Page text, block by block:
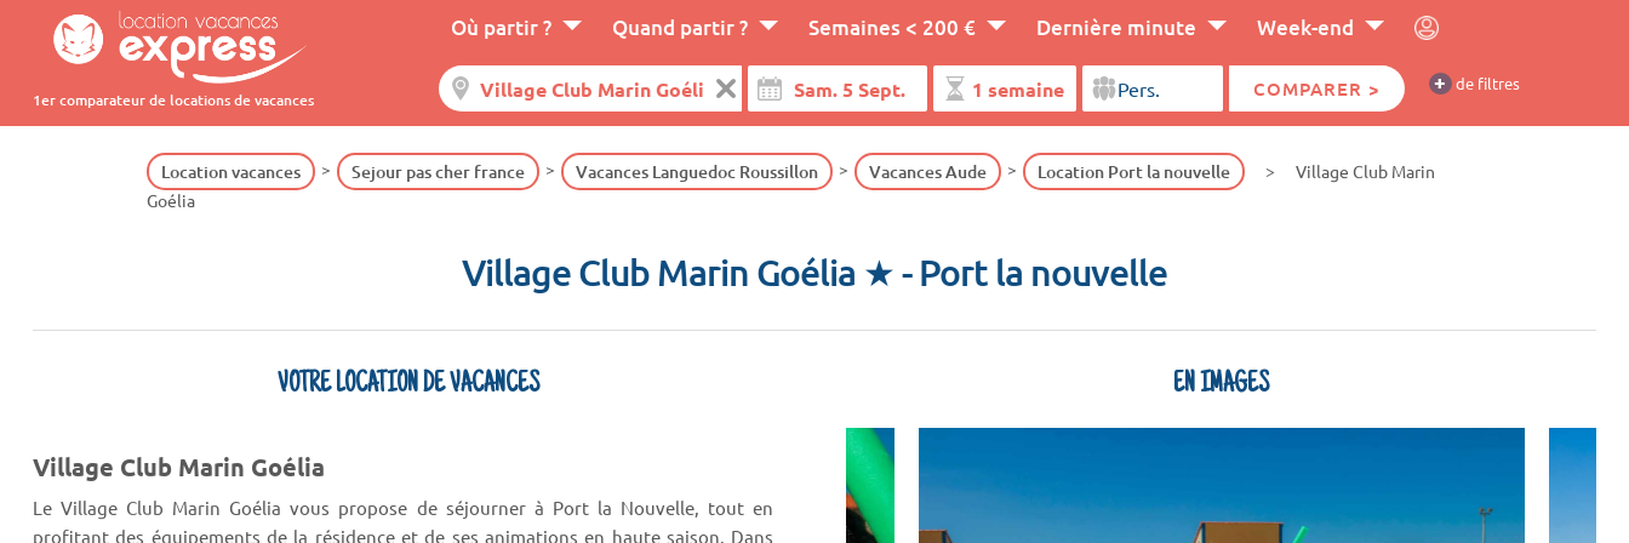
1er comparateur de locations de vacances
Où partir ? Quand partir ? Semaines < 200 € Dernière minute Week-end
COMPARER > + de filtres
Location vacances Sejour pas cher france Vacances Languedoc Roussillon Vacances Aude Location Port la nouvelle
Village Club Marin
Goélia
Village Club Marin Goélia ★- Port la nouvelle
VOTRE LOCATION DE VACANCES
Village Club Marin Goélia
Le Village Club Marin Goélia vous propose de séjourner à Port la Nouvelle, tout en
profitant des équipements de la résidence et de ses animations en haute saison. Dans
EN IMAGES